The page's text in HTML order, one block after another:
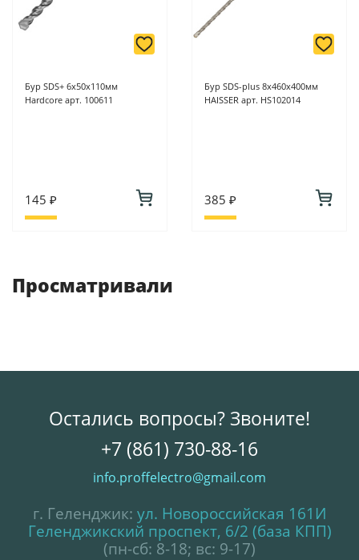
Бур SDS+ 6х50х110мм
Hardcore арт. 100611
145 ₽
Бур SDS-plus 8х460х400мм
HAISSER арт. HS102014
385 ₽
Просматривали
Остались вопросы? Звоните!
+7 (861) 730-88-16
info.proffelectro@gmail.com
г. Геленджик: ул. Новороссийская 161И
Геленджикский проспект, 6/2 (база КПП)
(пн-сб: 8-18; вс: 9-17)